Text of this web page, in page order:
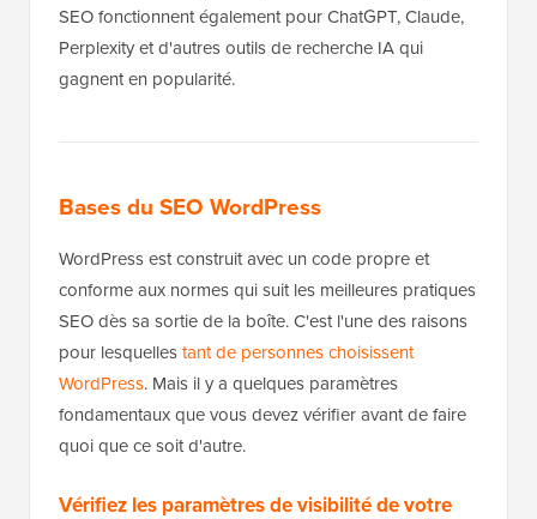
SEO fonctionnent également pour ChatGPT, Claude,
Perplexity et d'autres outils de recherche IA qui
gagnent en popularité.
Bases du SEO WordPress
WordPress est construit avec un code propre et
conforme aux normes qui suit les meilleures pratiques
SEO dès sa sortie de la boîte. C'est l'une des raisons
pour lesquellestant de personnes choisissent
WordPress. Mais il y a quelques paramètres
fondamentaux que vous devez vérifier avant de faire
quoi que ce soit d'autre.
Vérifiez les paramètres de visibilité de votre